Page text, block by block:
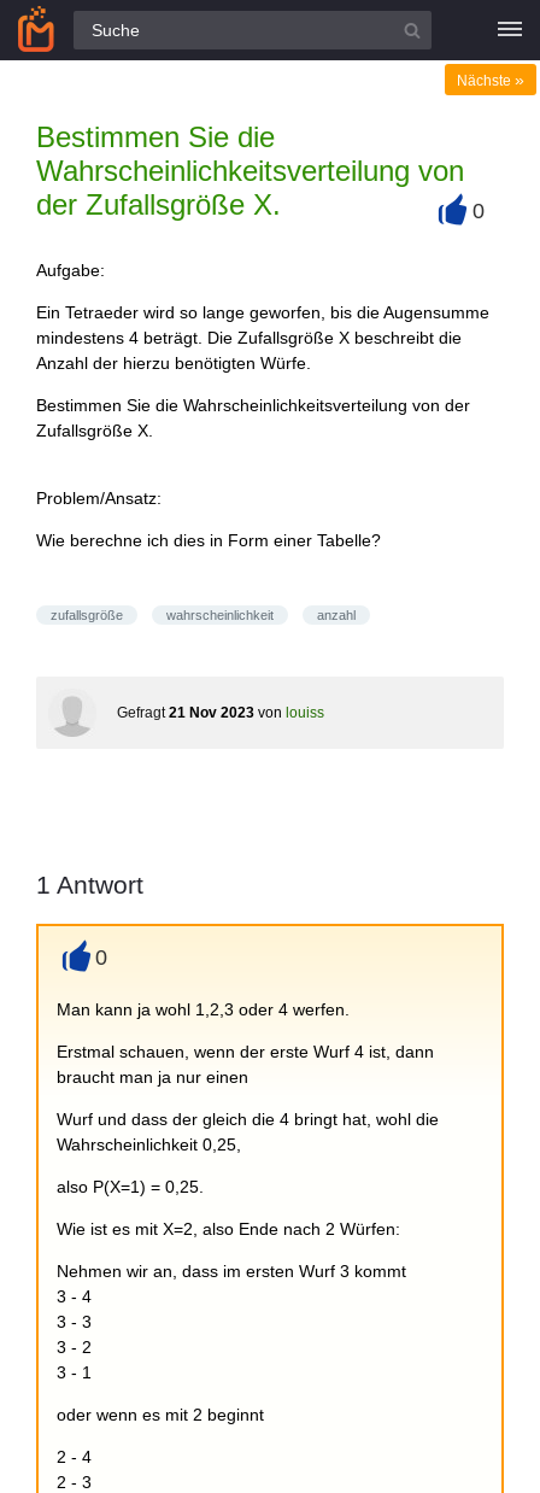
Alle Fragen
Bestimmen Sie die
Wahrscheinlichkeitsverteilung von
der Zufallsgröße X.
Nächste »
0
Aufgabe:
Ein Tetraeder wird so lange geworfen, bis die Augensumme
mindestens 4 beträgt. Die Zufallsgröße X beschreibt die
Anzahl der hierzu benötigten Würfe.
Bestimmen Sie die Wahrscheinlichkeitsverteilung von der
Zufallsgröße X.
Problem/Ansatz:
Wie berechne ich dies in Form einer Tabelle?
zufallsgröße wahrscheinlichkeit anzahl
Gefragt 21 Nov 2023 von louiss
1 Antwort
0
Man kann ja wohl 1,2,3 oder 4 werfen.
Erstmal schauen, wenn der erste Wurf 4 ist, dann
braucht man ja nur einen
Wurf und dass der gleich die 4 bringt hat, wohl die
Wahrscheinlichkeit 0,25,
also P(X=1) = 0,25.
Wie ist es mit X=2, also Ende nach 2 Würfen:
Nehmen wir an, dass im ersten Wurf 3 kommt
3 - 4
3 - 3
3 - 2
3 - 1
oder wenn es mit 2 beginnt
2 - 4
2 - 3